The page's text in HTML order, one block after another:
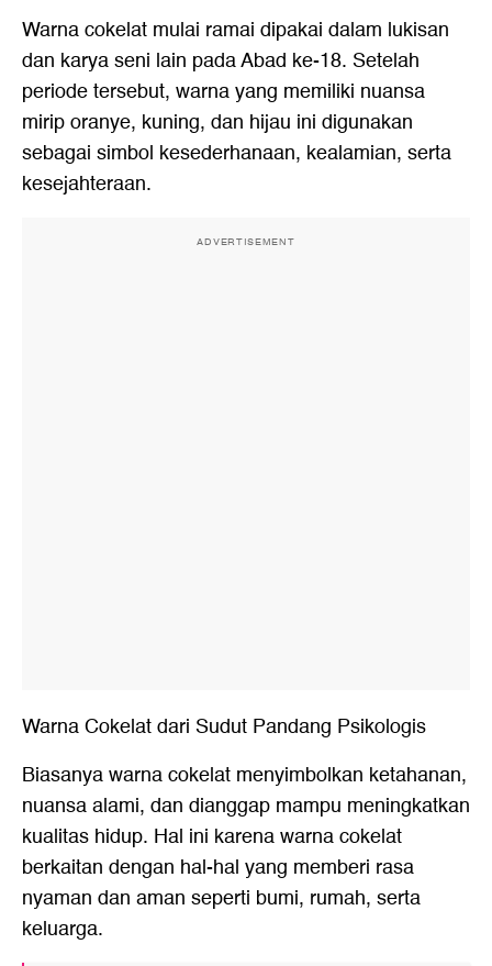
Warna cokelat mulai ramai dipakai dalam lukisan
dan karya seni lain pada Abad ke-18. Setelah
periode tersebut, warna yang memiliki nuansa
mirip oranye, kuning, dan hijau ini digunakan
sebagai simbol kesederhanaan, kealamian, serta
kesejahteraan.
ADVERTISEMENT
Warna Cokelat dari Sudut Pandang Psikologis
Biasanya warna cokelat menyimbolkan ketahanan,
nuansa alami, dan dianggap mampu meningkatkan
kualitas hidup. Hal ini karena warna cokelat
berkaitan dengan hal-hal yang memberi rasa
nyaman dan aman seperti bumi, rumah, serta
keluarga.